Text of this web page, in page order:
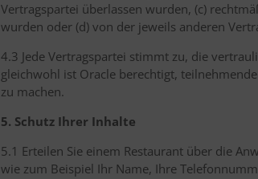
Vertragspartei überlassen wurden, (c)
wurden oder (d) von der jeweils anderen
4.3 Jede Vertragspartei stimmt zu, die
gleichwohl ist Oracle berechtigt,
zu machen.
5. Schutz Ihrer Inhalte
5.1 Erteilen Sie einem Restaurant über die
wie zum Beispiel Ihr Name, Ihre